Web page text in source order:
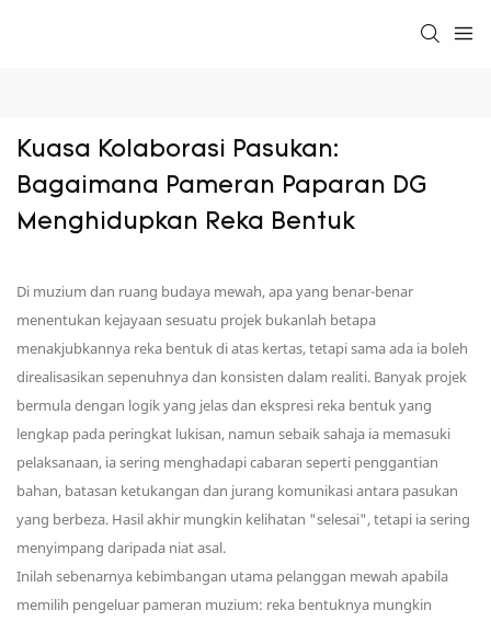
Kuasa Kolaborasi Pasukan:
Bagaimana Pameran Paparan DG
Menghidupkan Reka Bentuk
Di muzium dan ruang budaya mewah, apa yang benar-benar
menentukan kejayaan sesuatu projek bukanlah betapa
menakjubkannya reka bentuk di atas kertas, tetapi sama ada ia boleh
direalisasikan sepenuhnya dan konsisten dalam realiti. Banyak projek
bermula dengan logik yang jelas dan ekspresi reka bentuk yang
lengkap pada peringkat lukisan, namun sebaik sahaja ia memasuki
pelaksanaan, ia sering menghadapi cabaran seperti penggantian
bahan, batasan ketukangan dan jurang komunikasi antara pasukan
yang berbeza. Hasil akhir mungkin kelihatan "selesai", tetapi ia sering
menyimpang daripada niat asal.
Inilah sebenarnya kebimbangan utama pelanggan mewah apabila
memilih pengeluar pameran muzium: reka bentuknya mungkin